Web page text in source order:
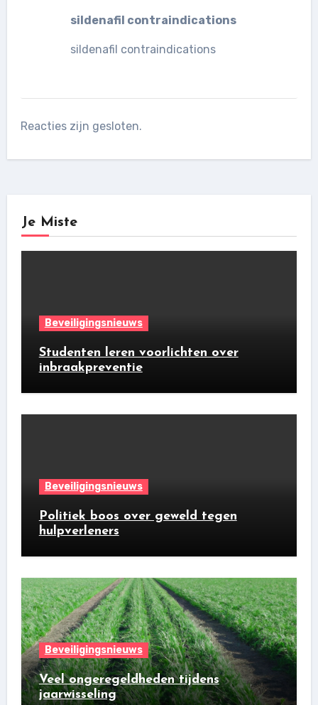
sildenafil contraindications
sildenafil contraindications
Reacties zijn gesloten.
Je Miste
Beveiligingsnieuws
Studenten leren voorlichten over
inbraakpreventie
Beveiligingsnieuws
Politiek boos over geweld tegen
hulpverleners
Beveiligingsnieuws
Veel ongeregeldheden tijdens
jaarwisseling